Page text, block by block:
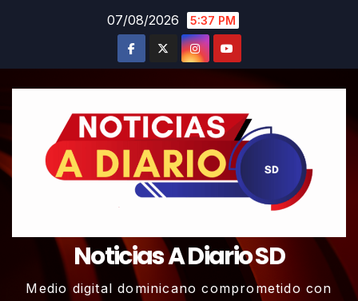
07/08/2026 5:37 PM
Noticias A Diario SD
Medio digital dominicano comprometido con